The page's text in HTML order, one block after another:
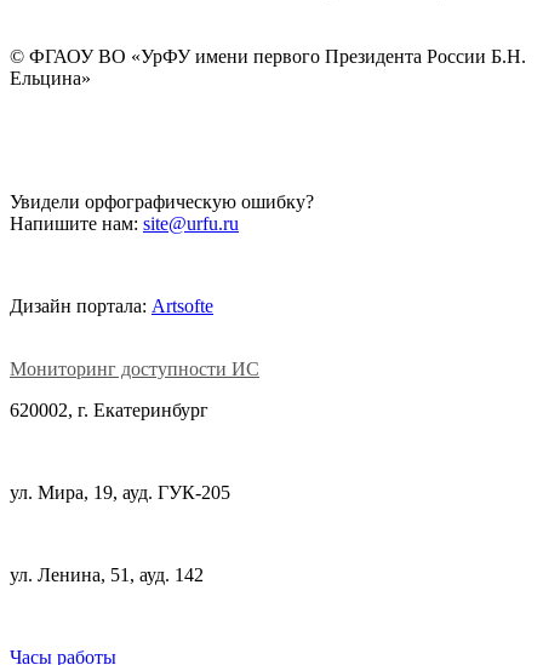
© ФГАОУ ВО «УрФУ имени первого Президента России Б.Н.
Ельцина»
Увидели орфографическую ошибку?
Напишите нам: site@urfu.ru
Дизайн портала: Artsofte
Мониторинг доступности ИС
620002, г. Екатеринбург
ул. Мира, 19, ауд. ГУК-205
ул. Ленина, 51, ауд. 142
Часы работы